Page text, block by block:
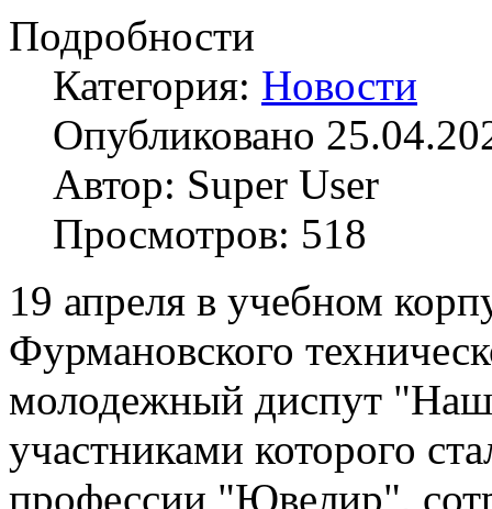
Подробности
Категория: Новости
Опубликовано
Автор: Super User
Просмотров: 518
19 апреля в учебном
Фурмановского
молодежный диспут
участниками которого
профессии "Ювелир",